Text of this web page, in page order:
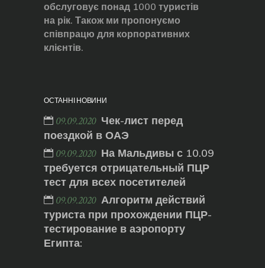
обслуговує понад 1000 туристів
на рік. Також ми пропонуємо
співпрацю для корпоративних
клієнтів.
ОСТАННІ НОВИНИ
09.09.2020 Чек-лист перед
поездкой в ОАЭ
09.09.2020 На Мальдивы с 10.09
требуется отрицательный ПЦР
тест для всех посетителей
09.09.2020 Алгоритм действий
туриста при прохождении ПЦР-
тестирование в аэропорту
Египта: